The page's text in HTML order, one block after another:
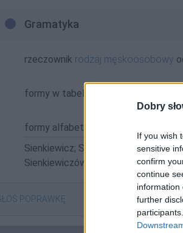
Dobry
If you wish
sensitive
confirm
continue
information
further
Gramatyka
rzeczownik rodzaj męskoosobowy
formy w tabelce:
formy alfabetycznie:
Sienkiewicz; Sienkiewicza;
Sienkiewiczów; Sienkiewiczowi;
POPRAWKĘ